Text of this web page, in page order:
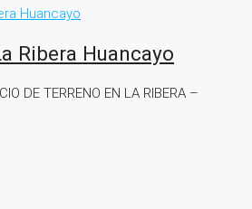
Ribera Huancayo
DE TERRENO EN LA RIBERA –